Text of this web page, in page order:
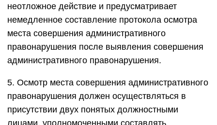
неотложное действие и предусматривает
немедленное составление протокола осмотра
места совершения административного
правонарушения после выявления совершения
административного правонарушения.
5. Осмотр места совершения административного
правонарушения должен осуществляться в
присутствии двух понятых должностными
лицами, уполномоченными составлять